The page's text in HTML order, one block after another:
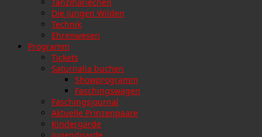
Die Jungen Wilden
Technik
Ehrenwesen
Programm
Tickets
Saturnalia buchen
Showprogramm
Faschingswagen
Faschingsjournal
Aktuelle Prinzenpaare
Kindergarde